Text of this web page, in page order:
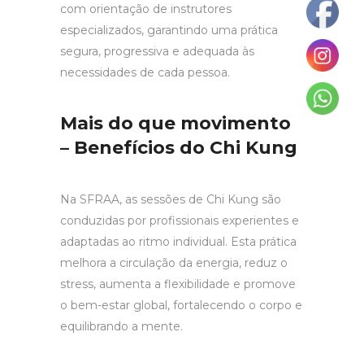
com orientação de instrutores
especializados, garantindo uma prática
segura, progressiva e adequada às
necessidades de cada pessoa.
Mais do que movimento
– Benefícios do Chi Kung
Na SFRAA, as sessões de Chi Kung são
conduzidas por profissionais experientes e
adaptadas ao ritmo individual. Esta prática
melhora a circulação da energia, reduz o
stress, aumenta a flexibilidade e promove
o bem-estar global, fortalecendo o corpo e
equilibrando a mente.